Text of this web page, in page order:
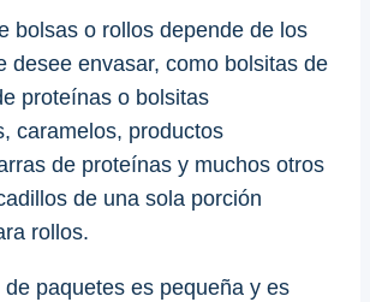
bolsas o rollos depende de los
desee envasar, como bolsitas de
proteínas o bolsitas
caramelos, productos
de proteínas y muchos otros
de una sola porción
rollos.
paquetes es pequeña y es